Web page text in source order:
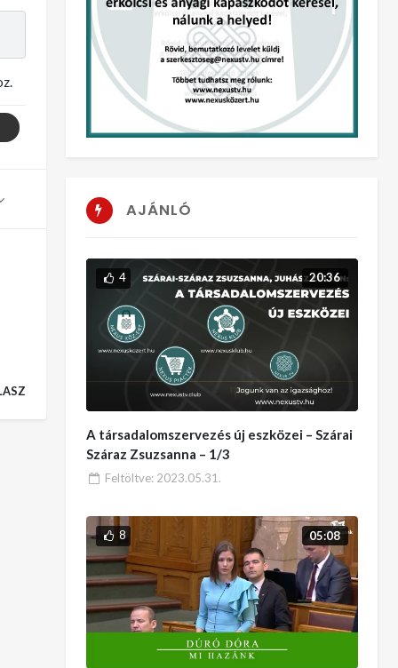
AJÁNLÓ
20:36
4
A társadalomszervezés új eszközei – Szárai
Száraz Zsuzsanna – 1/3
Feltöltve: 2023.05.31.
05:08
8